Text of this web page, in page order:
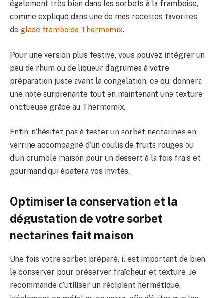
également très bien dans les sorbets à la framboise,
comme expliqué dans une de mes recettes favorites
de glace framboise Thermomix.
Pour une version plus festive, vous pouvez intégrer un
peu de rhum ou de liqueur d’agrumes à votre
préparation juste avant la congélation, ce qui donnera
une note surprenante tout en maintenant une texture
onctueuse grâce au Thermomix.
Enfin, n’hésitez pas à tester un sorbet nectarines en
verrine accompagné d’un coulis de fruits rouges ou
d’un crumble maison pour un dessert à la fois frais et
gourmand qui épatera vos invités.
Optimiser la conservation et la
dégustation de votre sorbet
nectarines fait maison
Une fois votre sorbet préparé, il est important de bien
le conserver pour préserver fraîcheur et texture. Je
recommande d’utiliser un récipient hermétique,